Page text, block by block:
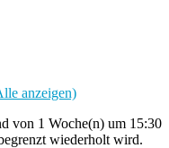
anzeigen)
von 1 Woche(n) um 15:30
wiederholt wird.